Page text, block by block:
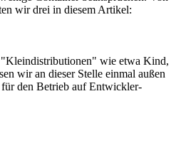
wir drei in diesem Artikel:
"Kleindistributionen" wie etwa Kind,
wir an dieser Stelle einmal außen
den Betrieb auf Entwickler-